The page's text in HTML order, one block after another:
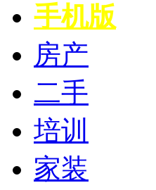
手机版
房产
二手
培训
家装